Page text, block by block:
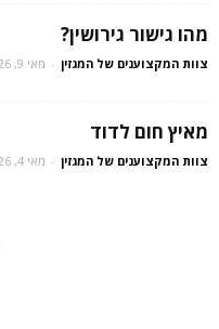
מהו גישור גירושין?
צוות המקצוענים של המגזין - מאי 9, 2026
מאיץ חום לדוד
צוות המקצוענים של המגזין - מאי 4, 2026